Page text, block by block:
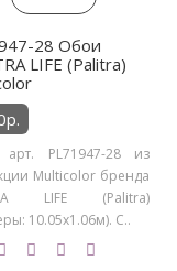
28 Обои
LIFE (Palitra)
PL71947-28 из
Multicolor бренда
LIFE (Palitra)
10.05х1.06м). С..